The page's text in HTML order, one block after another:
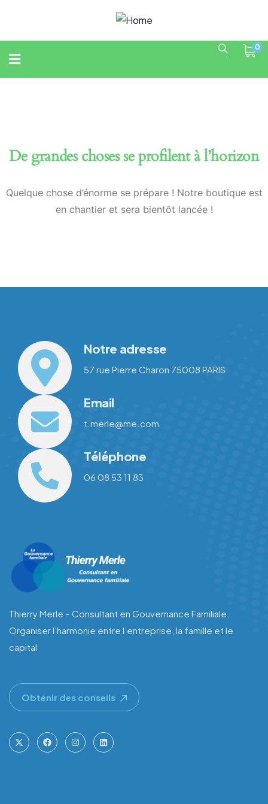
0
De grandes choses se profilent à l’horizon
Quelque chose d’énorme se prépare ! Notre boutique est
en chantier et sera bientôt lancée !
Notre adresse
57 rue Pierre Charon 75008 PARIS
Email
t.merle@me.com
Téléphone
06 08 53 11 83
Thierry Merle – Consultant en Gouvernance Familiale.
Organiser l’harmonie entre l’entreprise, la famille et le
capital
Obtenir des conseils